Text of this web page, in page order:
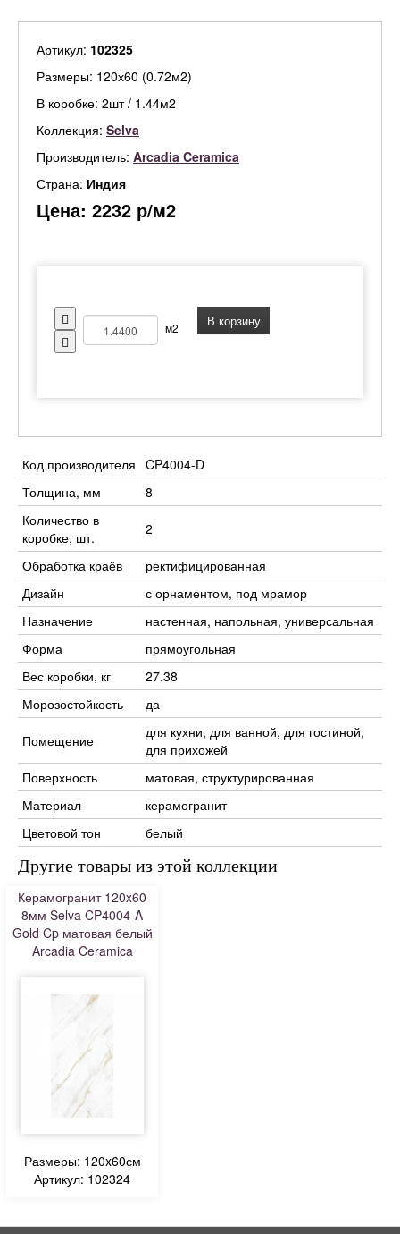
Артикул: 102325
Размеры: 120х60 (0.72м2)
В коробке: 2шт / 1.44м2
Коллекция: Selva
Производитель: Arcadia Ceramica
Страна: Индия
Цена: 2232 р/м2
м2 В корзину
Код производителя CP4004-D
Толщина, мм
8
Количество в
коробке, шт.
2
Обработка краёв
ректифицированная
Дизайн
с орнаментом, под мрамор
Назначение
настенная, напольная, универсальная
Форма
прямоугольная
Вес коробки, кг
27.38
Морозостойкость
да
Помещение
для кухни, для ванной, для гостиной,
для прихожей
Поверхность
матовая, структурированная
Материал
керамогранит
Цветовой тон
белый
Другие товары из этой коллекции
Керамогранит 120x60
8мм Selva CP4004-A
Gold Cp матовая белый
Arcadia Ceramica
Размеры: 120x60см
Артикул: 102324